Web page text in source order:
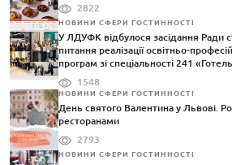
2822
НОВИНИ СФЕРИ ГОСТИННОСТІ
У ЛДУФК відбулося засідання Ради
питання реалізації освітньо-
програм зі спеціальності 241
1548
НОВИНИ СФЕРИ ГОСТИННОСТІ
День святого Валентина у Львові.
ресторанами
2793
НОВИНИ СФЕРИ ГОСТИННОСТІ